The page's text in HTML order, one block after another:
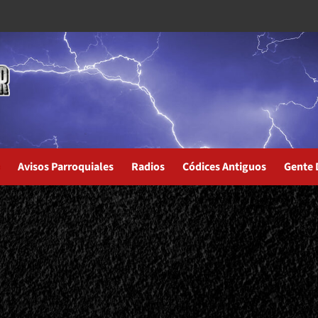
Avisos Parroquiales Radios Códices Antiguos Gente